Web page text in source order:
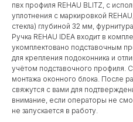
пвх профиля REHAU BLITZ, с
уплотнения с маркировкой
стекла) глубиной 32 мм,
Ручка REHAU IDEA входит в
укомплектовано подставочным
для крепления подоконника и
учётом подставочного профиля.
монтажа оконного блока. После
свяжутся с вами для
внимание, если операторы не
не запускается в работу.